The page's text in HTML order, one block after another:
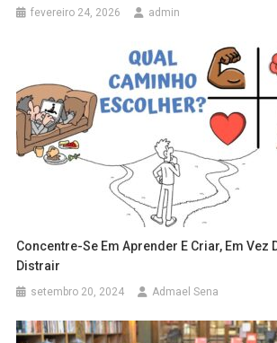
fevereiro 24, 2026 admin
Concentre-Se Em Aprender E Criar, Em Vez
Distrair
setembro 20, 2024 Admael Sena